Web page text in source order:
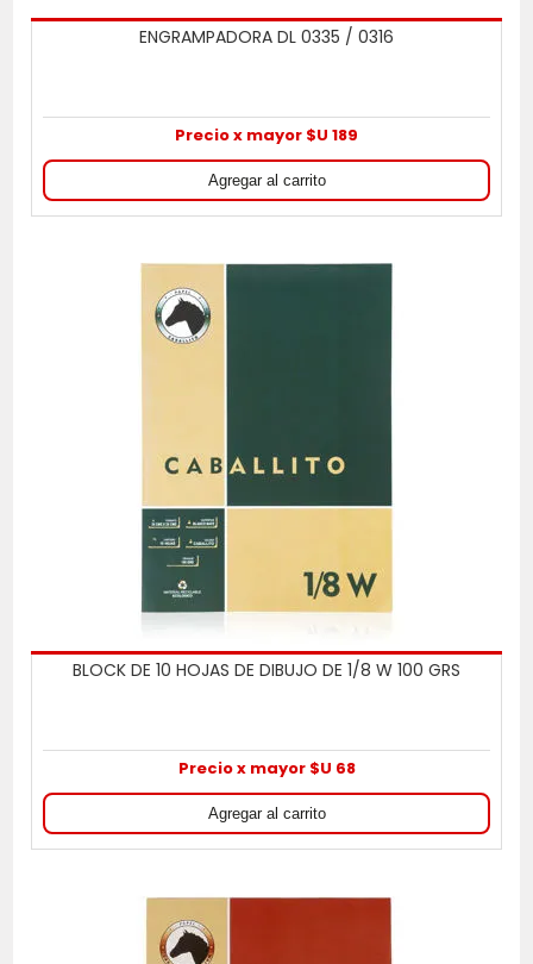
ENGRAMPADORA DL 0335 / 0316
Precio x mayor $U 189
BLOCK DE 10 HOJAS DE DIBUJO DE 1/8 W 100 GRS
Precio x mayor $U 68